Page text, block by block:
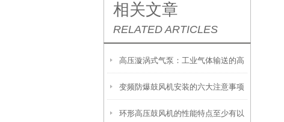
相关文章
RELATED ARTICLES
高压漩涡式气泵：工业气体输送的高
效能工具
变频防爆鼓风机安装的六大注意事项
环形高压鼓风机的性能特点至少有以